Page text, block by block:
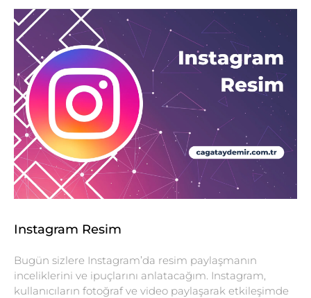
Instagram Resim
Bugün sizlere Instagram’da resim paylaşmanın
inceliklerini ve ipuçlarını anlatacağım. Instagram,
kullanıcıların fotoğraf ve video paylaşarak etkileşimde